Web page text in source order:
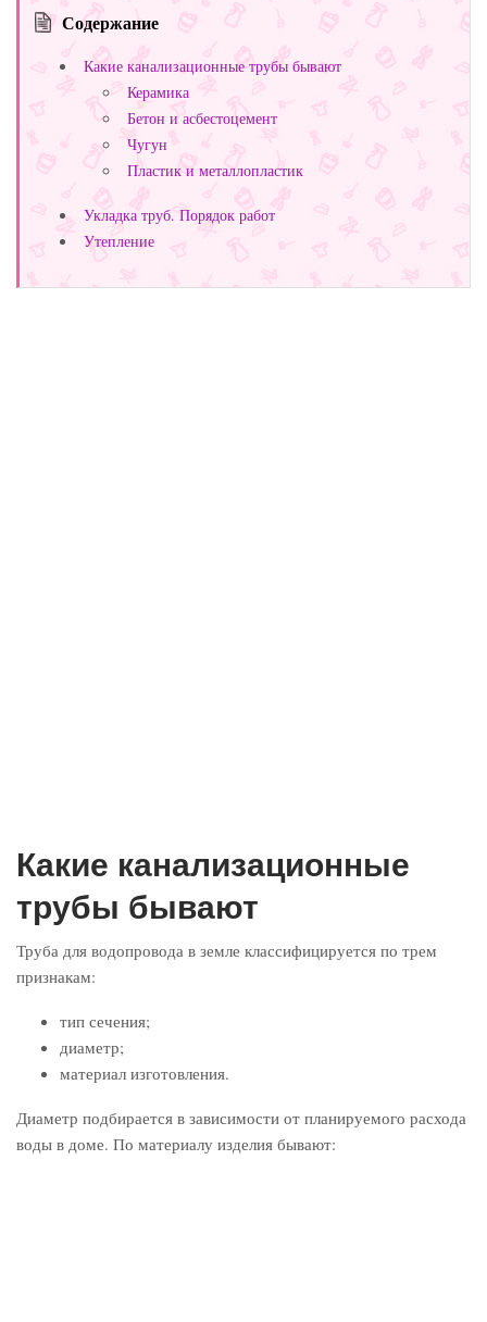
Содержание
Какие канализационные трубы бывают
Керамика
Бетон и асбестоцемент
Чугун
Пластик и металлопластик
Укладка труб. Порядок работ
Утепление
Какие канализационные
трубы бывают
Труба для водопровода в земле классифицируется по трем
признакам:
тип сечения;
диаметр;
материал изготовления.
Диаметр подбирается в зависимости от планируемого расхода
воды в доме. По материалу изделия бывают: